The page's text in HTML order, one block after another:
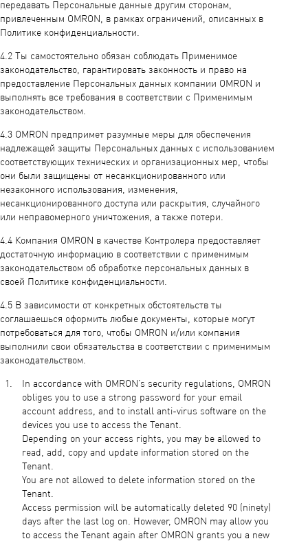
передавать Персональные данные другим сторонам,
привлеченным OMRON, в рамках ограничений, описанных в
Политике конфиденциальности.
4.2 Ты самостоятельно обязан соблюдать Применимое
законодательство, гарантировать законность и право на
предоставление Персональных данных компании OMRON и
выполнять все требования в соответствии с Применимым
законодательством.
4.3 OMRON предпримет разумные меры для обеспечения
надлежащей защиты Персональных данных с использованием
соответствующих технических и организационных мер, чтобы
они были защищены от несанкционированного или
незаконного использования, изменения,
несанкционированного доступа или раскрытия, случайного
или неправомерного уничтожения, а также потери.
4.4 Компания OMRON в качестве Контролера предоставляет
достаточную информацию в соответствии с применимым
законодательством об обработке персональных данных в
своей Политике конфиденциальности.
4.5 В зависимости от конкретных обстоятельств ты
соглашаешься оформить любые документы, которые могут
потребоваться для того, чтобы OMRON и/или компания
выполнили свои обязательства в соответствии с применимым
законодательством.
In accordance with OMRON’s security regulations, OMRON
obliges you to use a strong password for your email
account address, and to install anti-virus software on the
devices you use to access the Tenant.
Depending on your access rights, you may be allowed to
read, add, copy and update information stored on the
Tenant.
You are not allowed to delete information stored on the
Tenant.
Access permission will be automatically deleted 90 (ninety)
days after the last log on. However, OMRON may allow you
to access the Tenant again after OMRON grants you a new